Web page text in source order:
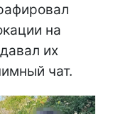
на
их
чат.